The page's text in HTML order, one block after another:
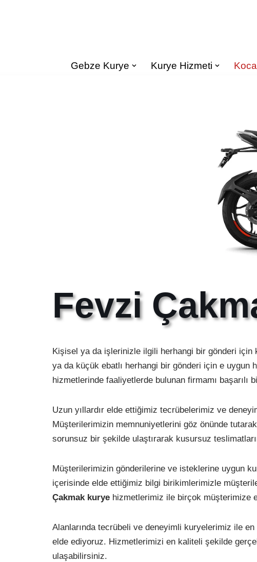
Gebze Kurye Kurye Hizmeti
Fevzi
Kişisel ya da işlerinizle ilgili herhangi bir gönderi
ya da küçük ebatlı herhangi bir gönderi için e
hizmetlerinde faaliyetlerde bulunan firmamı
Uzun yıllardır elde ettiğimiz tecrübelerimiz ve
Müşterilerimizin memnuniyetlerini göz önünde
sorunsuz bir şekilde ulaştırarak kusursuz
Müşterilerimizin gönderilerine ve isteklerine uygun
içerisinde elde ettiğimiz bilgi birikimlerimizle
Çakmak kurye hizmetlerimiz ile birçok müşterimize
Alanlarında tecrübeli ve deneyimli kuryelerimiz ile
elde ediyoruz. Hizmetlerimizi en kaliteli şekilde
ulaşabilirsiniz.